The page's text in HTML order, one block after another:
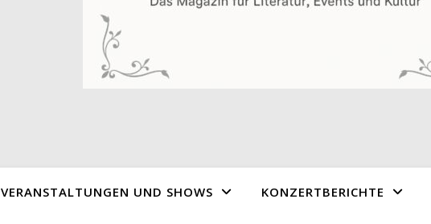
VERANSTALTUNGEN UND SHOWS KONZERTBERICHTE